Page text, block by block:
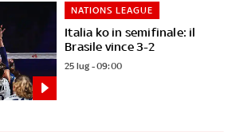
Italia ko in semifinale: il
Brasile vince 3-2
NATIONS LEAGUE
25 lug - 09:00